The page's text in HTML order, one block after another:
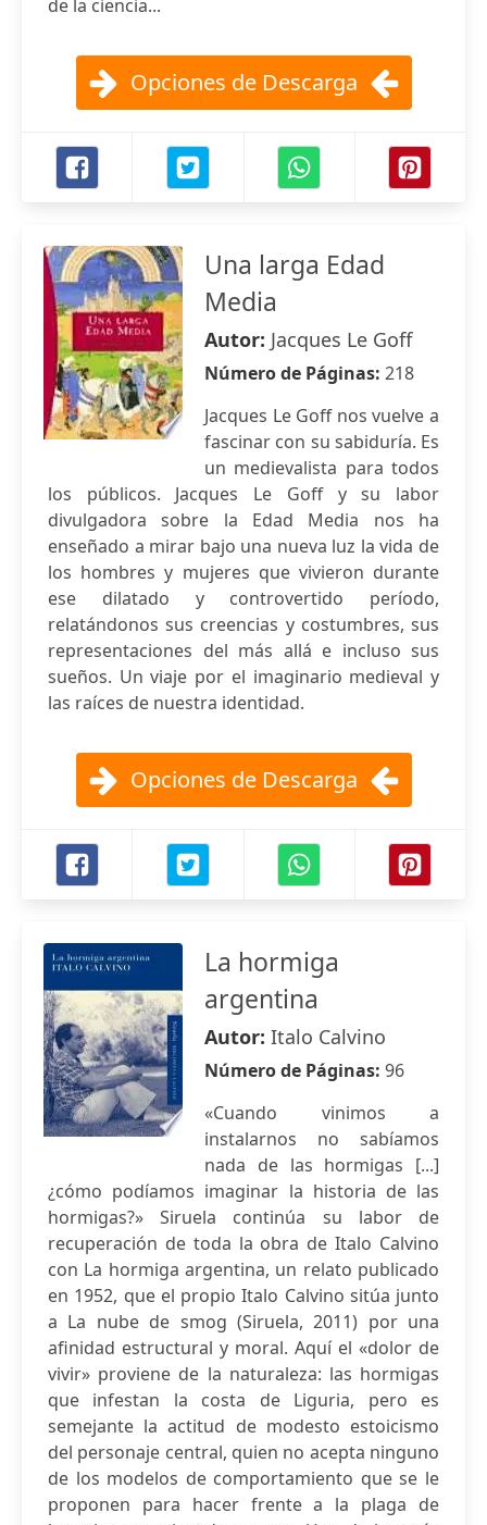
de la ciencia...
Opciones de Descarga
Una larga Edad
Media
Autor: Jacques Le Goff
Número de Páginas: 218
Jacques Le Goff nos vuelve a
fascinar con su sabiduría. Es
un medievalista para todos
los públicos. Jacques Le Goff y su labor
divulgadora sobre la Edad Media nos ha
enseñado a mirar bajo una nueva luz la vida de
los hombres y mujeres que vivieron durante
ese dilatado y controvertido período,
relatándonos sus creencias y costumbres, sus
representaciones del más allá e incluso sus
sueños. Un viaje por el imaginario medieval y
las raíces de nuestra identidad.
Opciones de Descarga
La hormiga
argentina
Autor: Italo Calvino
Número de Páginas: 96
«Cuando vinimos a
instalarnos no sabíamos
nada de las hormigas [...]
¿cómo podíamos imaginar la historia de las
hormigas?» Siruela continúa su labor de
recuperación de toda la obra de Italo Calvino
con La hormiga argentina, un relato publicado
en 1952, que el propio Italo Calvino sitúa junto
a La nube de smog (Siruela, 2011) por una
afinidad estructural y moral. Aquí el «dolor de
vivir» proviene de la naturaleza: las hormigas
que infestan la costa de Liguria, pero es
semejante la actitud de modesto estoicismo
del personaje central, quien no acepta ninguno
de los modelos de comportamiento que se le
proponen para hacer frente a la plaga de